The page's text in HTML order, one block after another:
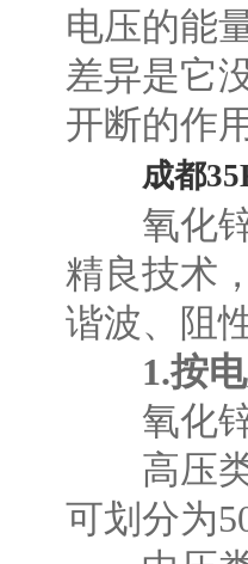
电压的能
差异是它
开断的作
成都
氧化锌
精良技术
谐波、阻
1.按电
氧化锌
高压类;
可划分为